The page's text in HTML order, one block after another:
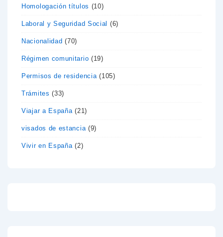
Homologación títulos (10)
Laboral y Seguridad Social (6)
Nacionalidad (70)
Régimen comunitario (19)
Permisos de residencia (105)
Trámites (33)
Viajar a España (21)
visados de estancia (9)
Vivir en España (2)